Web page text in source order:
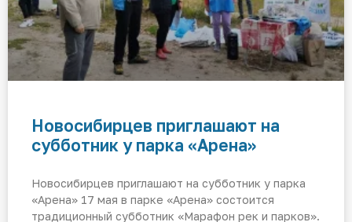
Новосибирцев приглашают на
субботник у парка «Арена»
Новосибирцев приглашают на субботник у парка
«Арена» 17 мая в парке «Арена» состоится
традиционный субботник «Марафон рек и парков».